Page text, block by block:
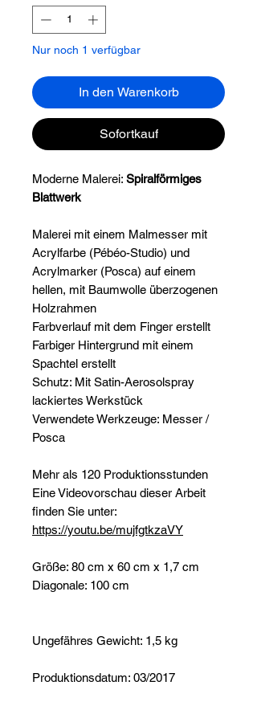
Nur noch 1 verfügbar
In den Warenkorb
Sofortkauf
Moderne Malerei: Spiralförmiges
Blattwerk
Malerei mit einem Malmesser mit
Acrylfarbe (Pébéo-Studio) und
Acrylmarker (Posca) auf einem
hellen, mit Baumwolle überzogenen
Holzrahmen
Farbverlauf mit dem Finger erstellt
Farbiger Hintergrund mit einem
Spachtel erstellt
Schutz: Mit Satin-Aerosolspray
lackiertes Werkstück
Verwendete Werkzeuge: Messer /
Posca
Mehr als 120 Produktionsstunden
Eine Videovorschau dieser Arbeit
finden Sie unter:
https://youtu.be/mujfgtkzaVY
Größe: 80 cm x 60 cm x 1,7 cm
Diagonale: 100 cm
Ungefähres Gewicht: 1,5 kg
Produktionsdatum: 03/2017